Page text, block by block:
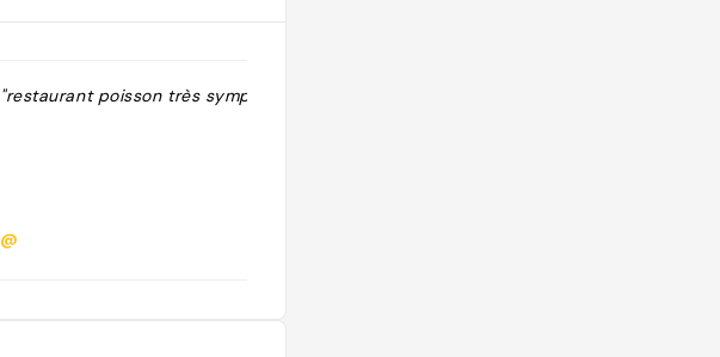
"restaurant poisson très sympa "
@